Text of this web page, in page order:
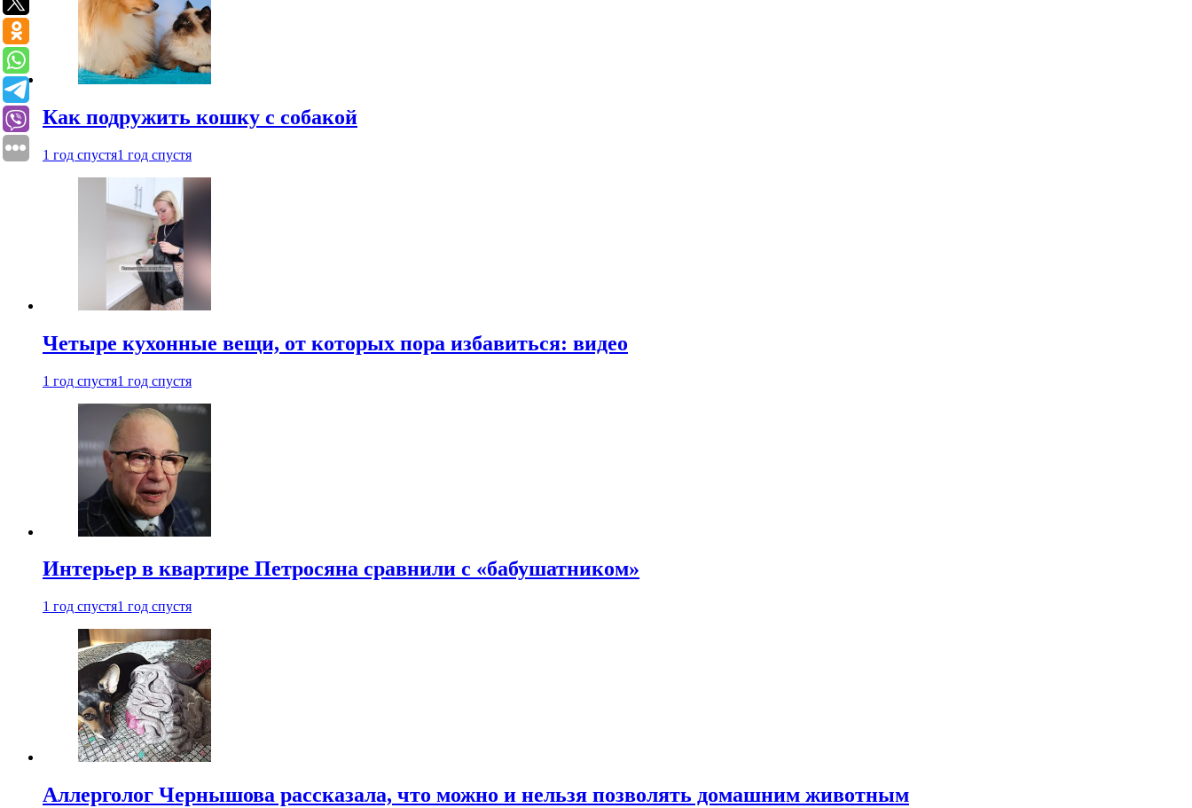
Как подружить кошку с собакой
1 год спустя1 год спустя
Четыре кухонные вещи, от которых пора избавиться: видео
1 год спустя1 год спустя
Интерьер в квартире Петросяна сравнили с «бабушатником»
1 год спустя1 год спустя
Аллерголог Чернышова рассказала, что можно и нельзя позволять домашним животным